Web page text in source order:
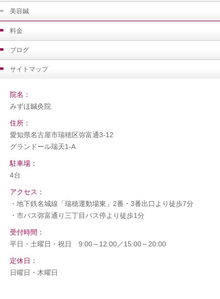
美容鍼
料金
ブログ
サイトマップ
院名：
みずほ鍼灸院
住所：
愛知県名古屋市瑞穂区弥富通3-12
グランドール瑞天1-A
駐車場：
4台
アクセス：
・地下鉄名城線「瑞穂運動場東」2番・3番出口より徒歩7分
・市バス弥富通り三丁目バス停より徒歩1分
受付時間：
平日・土曜日・祝日 9:00～12:00／15:00～20:00
定休日：
日曜日・木曜日